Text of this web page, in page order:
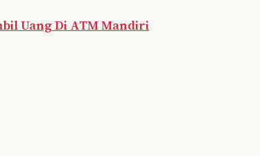
Uang Di ATM Mandiri